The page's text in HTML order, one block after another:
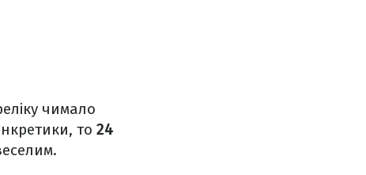
чимало
то 24